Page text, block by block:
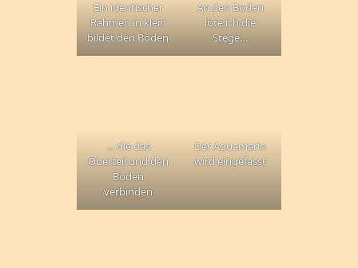
Ein identischer
Rahmen in klein
bildet den Boden
An den Boden
löte ich die
Stege…
… die das
Oberteil und den
Boden
verbinden
Der Aquamarin
wird eingefasst